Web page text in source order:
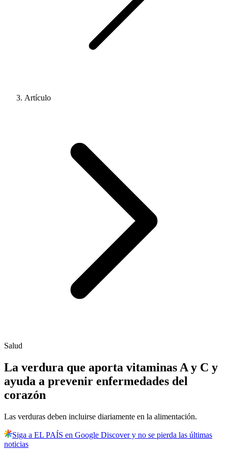
Artículo
Salud
La verdura que aporta vitaminas A y C y
ayuda a prevenir enfermedades del
corazón
Las verduras deben incluirse diariamente en la alimentación.
Siga a EL PAÍS en Google Discover y no se pierda las últimas
noticias